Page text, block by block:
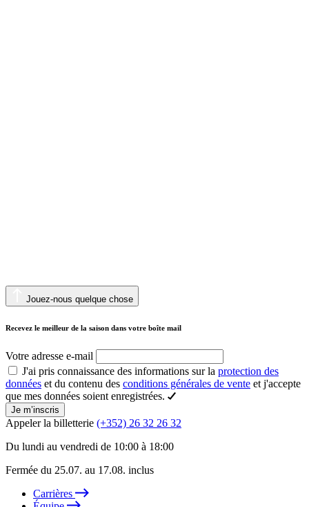
Jouez-nous quelque chose
Recevez le meilleur de la saison dans votre boîte mail
Votre adresse e-mail
J'ai pris connaissance des informations sur la protection des
données et du contenu des conditions générales de vente et j'accepte
que mes données soient enregistrées.
Je m’inscris
Appeler la billetterie (+352) 26 32 26 32
Du lundi au vendredi de 10:00 à 18:00
Fermée du 25.07. au 17.08. inclus
Carrières